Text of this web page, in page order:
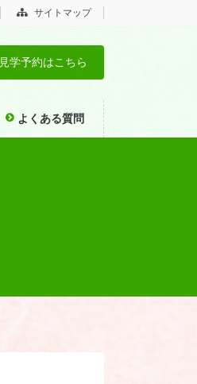
サイトマップ
見学予約はこちら
よくある質問